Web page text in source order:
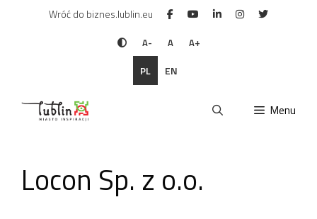
Wróć do biznes.lublin.eu
A- A A+
PL EN
Menu
Locon Sp. z o.o.